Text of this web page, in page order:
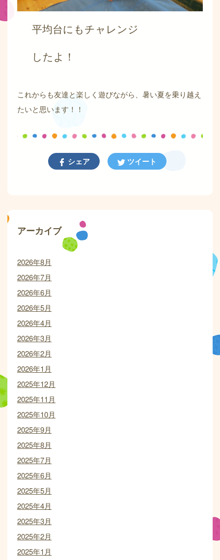
平均台にもチャレンジ
したよ！
これからも友達と楽しく遊びながら、暑い夏を乗り越え
たいと思います！！
シェア ツイート
アーカイブ
2026年8月
2026年7月
2026年6月
2026年5月
2026年4月
2026年3月
2026年2月
2026年1月
2025年12月
2025年11月
2025年10月
2025年9月
2025年8月
2025年7月
2025年6月
2025年5月
2025年4月
2025年3月
2025年2月
2025年1月